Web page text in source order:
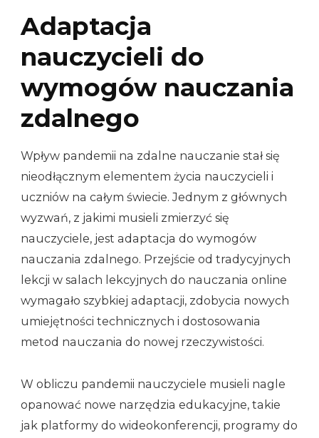
Adaptacja
nauczycieli do
wymogów nauczania
zdalnego
Wpływ pandemii na zdalne nauczanie stał się
nieodłącznym elementem życia nauczycieli i
uczniów na całym świecie. Jednym z głównych
wyzwań, z jakimi musieli zmierzyć się
nauczyciele, jest adaptacja do wymogów
nauczania zdalnego. Przejście od tradycyjnych
lekcji w salach lekcyjnych do nauczania online
wymagało szybkiej adaptacji, zdobycia nowych
umiejętności technicznych i dostosowania
metod nauczania do nowej rzeczywistości.
W obliczu pandemii nauczyciele musieli nagle
opanować nowe narzędzia edukacyjne, takie
jak platformy do wideokonferencji, programy do